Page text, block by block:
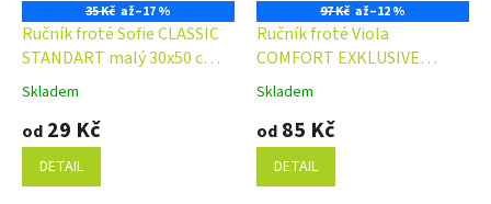
35 Kč až–17 %
Ručník froté Sofie CLASSIC
STANDART malý 30x50 cm
400 g/m2
Průměrné
produktu
4,7
Skladem
od 29 Kč
DETAIL
97 Kč až–12 %
Ručník froté Viola
COMFORT EXKLUSIVE
50x100 cm 500 g/m2
Průměrné
produktu
4,9
Skladem
od 85 Kč
DETAIL